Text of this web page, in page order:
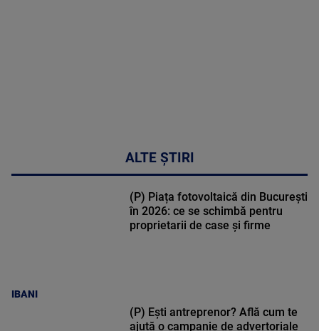
ALTE ȘTIRI
IBANI
(P) Piața fotovoltaică din București
în 2026: ce se schimbă pentru
proprietarii de case și firme
(P) Ești antreprenor? Află cum te
ajută o campanie de advertoriale